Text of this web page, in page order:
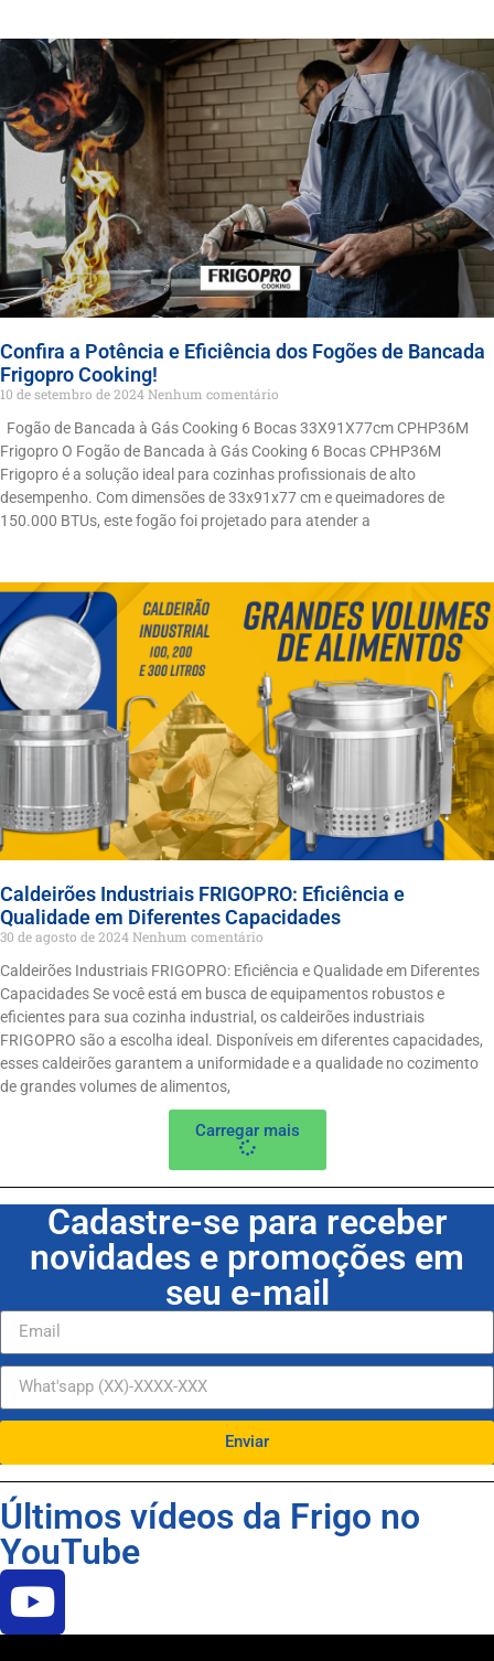
Confira a Potência e Eficiência dos Fogões de Bancada
Frigopro Cooking!
10 de setembro de 2024 Nenhum comentário
Fogão de Bancada à Gás Cooking 6 Bocas 33X91X77cm CPHP36M
Frigopro O Fogão de Bancada à Gás Cooking 6 Bocas CPHP36M
Frigopro é a solução ideal para cozinhas profissionais de alto
desempenho. Com dimensões de 33x91x77 cm e queimadores de
150.000 BTUs, este fogão foi projetado para atender a
Caldeirões Industriais FRIGOPRO: Eficiência e
Qualidade em Diferentes Capacidades
30 de agosto de 2024 Nenhum comentário
Caldeirões Industriais FRIGOPRO: Eficiência e Qualidade em Diferentes
Capacidades Se você está em busca de equipamentos robustos e
eficientes para sua cozinha industrial, os caldeirões industriais
FRIGOPRO são a escolha ideal. Disponíveis em diferentes capacidades,
esses caldeirões garantem a uniformidade e a qualidade no cozimento
de grandes volumes de alimentos,
Carregar mais
Cadastre-se para receber
novidades e promoções em
seu e-mail
Enviar
Últimos vídeos da Frigo no
YouTube